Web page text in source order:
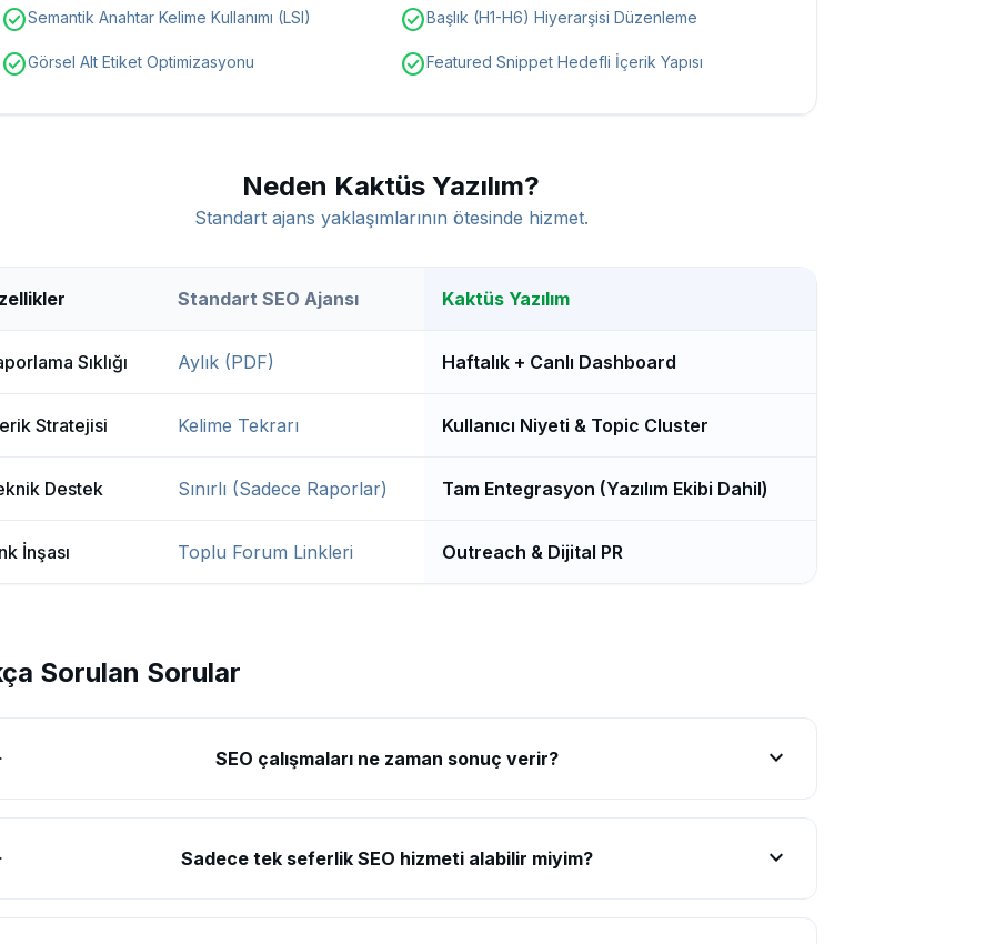
check_circleSemantik Anahtar Kelime Kullanımı (LSI) check_circleBaşlık (H1-H6) Hiyerarşisi Düzenleme
check_circleGörsel Alt Etiket Optimizasyonu check_circleFeatured Snippet Hedefli İçerik Yapısı
Neden Kaktüs Yazılım?
Standart ajans yaklaşımlarının ötesinde hizmet.
Standart SEO Ajansı Kaktüs Yazılım
Sıklığı Aylık (PDF) Haftalık + Canlı Dashboard
Stratejisi Kelime Tekrarı Kullanıcı Niyeti & Topic Cluster
Destek Sınırlı (Sadece Raporlar) Tam Entegrasyon (Yazılım Ekibi Dahil)
İnşası Toplu Forum Linkleri Outreach & Dijital PR
Sorulan Sorular
SEO çalışmaları ne zaman sonuç verir? expand_more
Sadece tek seferlik SEO hizmeti alabilir miyim? expand_more